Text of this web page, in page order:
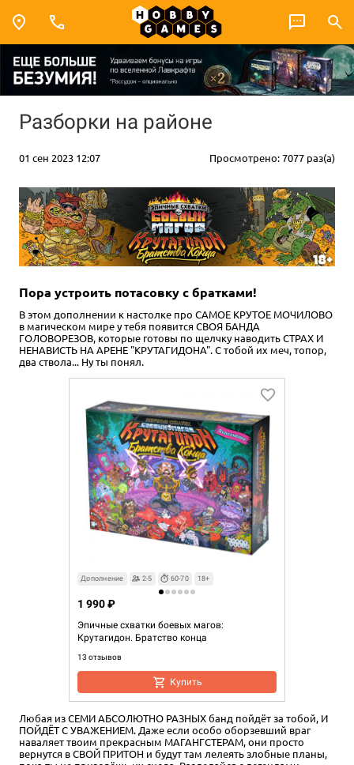
Разборки на районе
01 сен 2023 12:07 Просмотрено: 7077 раз(а)
Пора устроить потасовку с братками!
В этом дополнении к настолке про САМОЕ КРУТОЕ МОЧИЛОВО
в магическом мире у тебя появится СВОЯ БАНДА
ГОЛОВОРЕЗОВ, которые готовы по щелчку наводить СТРАХ И
НЕНАВИСТЬ НА АРЕНЕ "КРУТАГИДОНА". С тобой их меч, топор,
два ствола... Ну ты понял.
Дополнение 2-5 60-70 18+
Эпичные схватки боевых магов:
Крутагидон. Братство конца
13 отзывов
1 990 ₽
Купить
Любая из СЕМИ АБСОЛЮТНО РАЗНЫХ банд пойдёт за тобой, И
ПОЙДЁТ С УВАЖЕНИЕМ. Даже если особо оборзевший враг
наваляет твоим прекрасным МАГАНГСТЕРАМ, они просто
вернутся в СВОЙ ПРИТОН и будут там лелеять злобные планы,